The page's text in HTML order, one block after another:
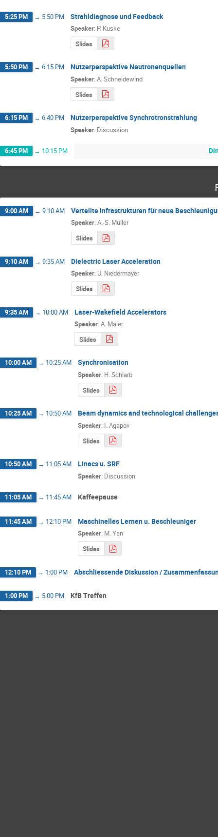
5:25 PM → 5:50 PM Strahldiagnose und Feedback
Speaker: P. Kuske
Slides
5:50 PM → 6:15 PM Nutzerperspektive Neutronenquellen
Speaker: A. Schneidewind
Slides
6:15 PM → 6:40 PM Nutzerperspektive Synchrotronstrahlung
Speaker: Discussion
6:45 PM → 10:15 PM
9:00 AM → 9:10 AM Verteilte Infrastrukturen für neue
Speaker: A.-S. Müller
Slides
9:10 AM → 9:35 AM Dielectric Laser Acceleration
Speaker: U. Niedermayer
Slides
9:35 AM → 10:00 AM Laser-Wakefield Accelerators
Speaker: A. Maier
Slides
10:00 AM → 10:25 AM Synchronisation
Speaker: H. Schlarb
Slides
10:25 AM → 10:50 AM Beam dynamics and technological
Speaker: I. Agapov
Slides
10:50 AM → 11:05 AM Linacs u. SRF
Speaker: Discussion
11:05 AM → 11:45 AM Kaffeepause
11:45 AM → 12:10 PM Maschinelles Lernen u. Beschleuniger
Speaker: M. Yan
Slides
12:10 PM → 1:00 PM Abschliessende Diskussion /
1:00 PM → 5:00 PM KfB Treffen